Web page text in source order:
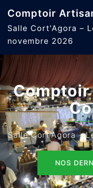
contenu
Comptoir
Salle Cort'Agora –
novembre 2026
Salle Cort'Agora -
NOS